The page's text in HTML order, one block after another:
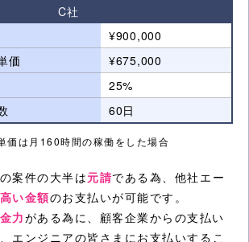
C社
¥900,000
価
¥675,000
25%
60日
価は月160時間の稼働をした場合
案件の大半は元請である為、他社エー
高い金額のお支払いが可能です。
力がある為に、顧客企業からの支払い
エンジニアの皆さまにお支払いするこ